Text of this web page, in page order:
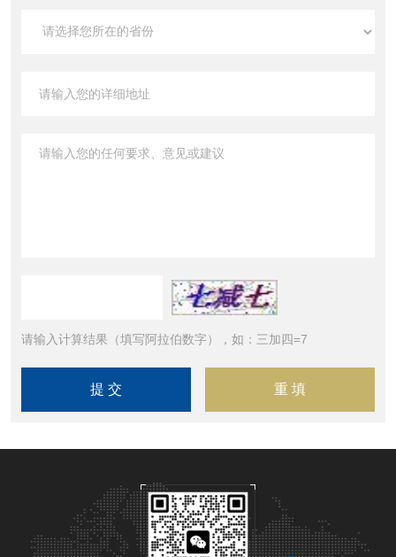
请输入计算结果（填写阿拉伯数字），如：三加四=7